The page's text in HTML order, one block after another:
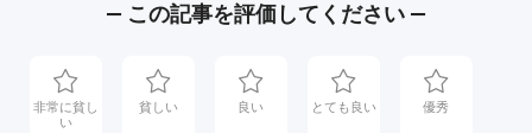
— この記事を評価してください —
非常に貧し
い
貧しい 良い とても良い 優秀